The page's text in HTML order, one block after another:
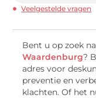
Veelgestelde vragen
Bent u op zoek
Waardenburg?
adres voor
preventie en
klachten. Of het